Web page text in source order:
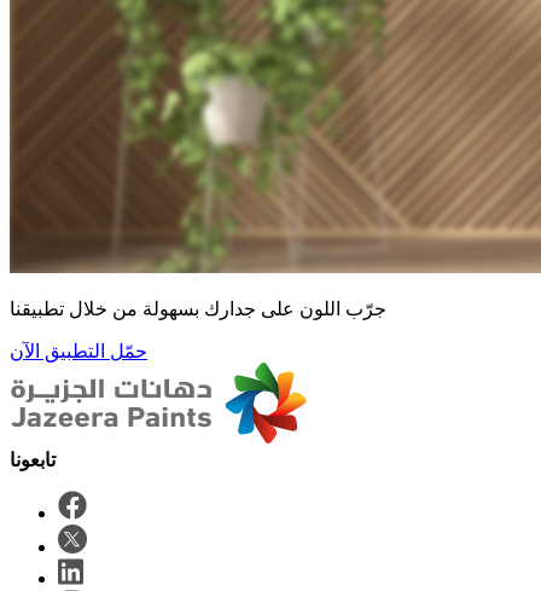
جرّب اللون على جدارك بسهولة من خلال تطبيقنا
حمّل التطبيق الآن